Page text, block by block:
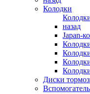
Колодки
назад
Japan-
Диски